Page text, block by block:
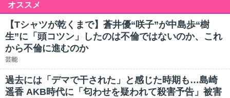
オススメ
【Tシャツが乾くまで】蒼井優“咲子”が中島歩“樹
生”に「頭コツン」したのは不倫ではないのか、これ
から不倫に進むのか
芸能
過去には「デマで干された」と感じた時期も…島崎
遥香 AKB時代に「匂わせを疑われて殺害予告」被害